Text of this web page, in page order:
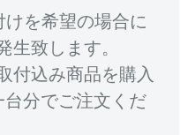
を希望の場合に
生致します。
付込み商品を購入
分でご注文くだ